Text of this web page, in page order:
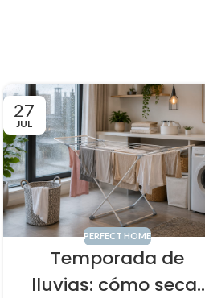
27
JUL
PERFECT HOME
Temporada de
lluvias: cómo secar